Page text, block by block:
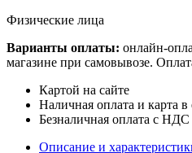
Физические лица
Варианты оплаты: онлайн-
магазине при самовывозе.
Картой на сайте
Наличная оплата и карта в
Безналичная оплата с НДС
Описание и